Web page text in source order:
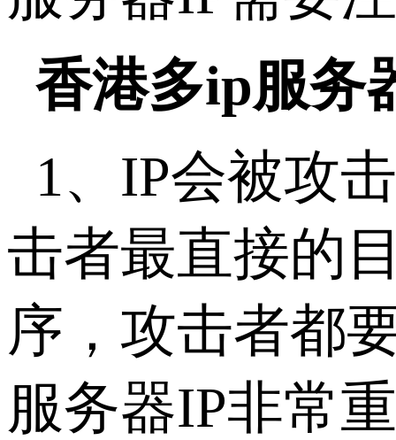
香港多ip服务
1、IP会被攻
击者最直接的
序，攻击者都
服务器IP非常